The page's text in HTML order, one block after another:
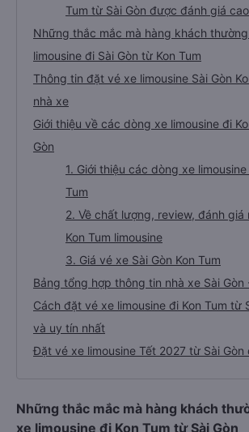
Tum từ Sài Gòn được đánh giá cao
Những thắc mắc mà hàng khách
limousine đi Sài Gòn từ Kon Tum
Thông tin đặt vé xe limousine Sài Gòn
nhà xe
Giới thiệu về các dòng xe limousine đi
Gòn
1. Giới thiệu các dòng xe limousine
Tum
2. Về chất lượng, review, đánh giá
Kon Tum limousine
3. Giá vé xe Sài Gòn Kon Tum
Bảng tổng hợp thông tin nhà xe Sài Gòn
Cách đặt vé xe limousine đi Kon Tum từ
và uy tín nhất
Đặt vé xe limousine Tết 2027 từ Sài Gòn
Những thắc mắc mà hàng khách
xe limousine đi Kon Tum từ Sài Gòn